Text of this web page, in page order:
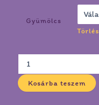
Gyümölcs
Törlés
Kosárba teszem